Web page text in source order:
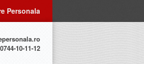
Personala
10-11-12